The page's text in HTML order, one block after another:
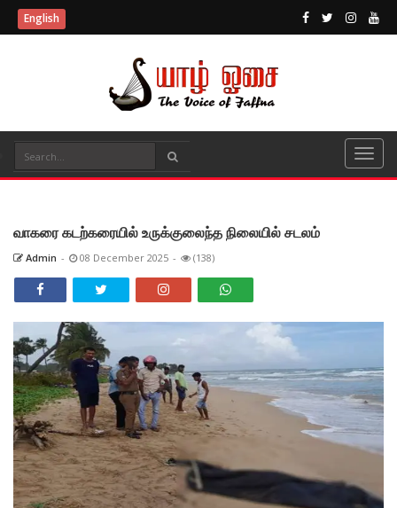
English
வாகரை கடற்கரையில் உருக்குலைந்த நிலையில் சடலம்
Admin - 08 December 2025 - (138)